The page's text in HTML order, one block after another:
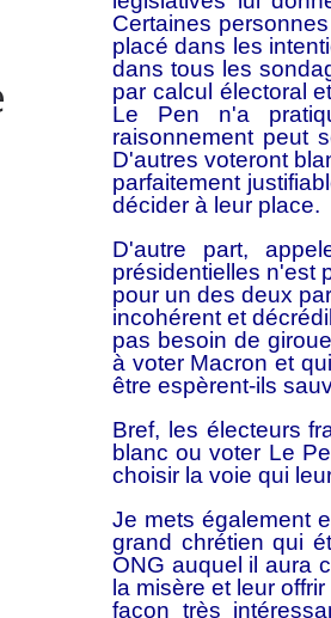
Certaines
placé dans les
dans tous les
par calcul électoral
Le Pen n'a
raisonnement peut
D'autres voteront
parfaitement
décider à leur place.
D'autre part,
présidentielles n'est
pour un des deux
incohérent et
pas besoin de
à voter Macron et
être espèrent-ils
Bref, les électeurs
blanc ou voter Le
choisir la voie qui
Je mets également
grand chrétien qui
ONG auquel il aura
la misère et leur
façon très